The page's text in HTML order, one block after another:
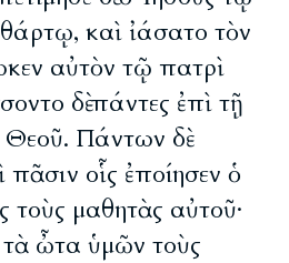
καὶ ἰάσατο τὸν
αὐτὸν τῷ πατρὶ
δὲ πάντες ἐπὶ τῇ
Θεοῦ. Πάντων δὲ
οἷς ἐποίησεν ὁ
τοὺς μαθητὰς αὐτοῦ·
τὰ ὦτα ὑμῶν τοὺς